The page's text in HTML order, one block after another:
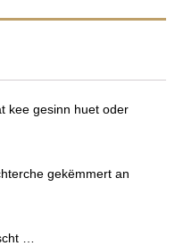
kee gesinn huet oder
gekëmmert an
…